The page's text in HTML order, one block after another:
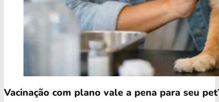
Vacinação com plano vale a pena para seu